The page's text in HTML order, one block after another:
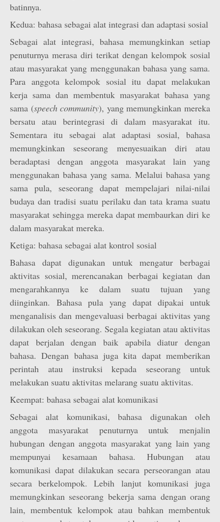
batinnya.
Kedua: bahasa sebagai alat integrasi dan adaptasi sosial
Sebagai alat integrasi, bahasa memungkinkan setiap
penuturnya merasa diri terikat dengan kelompok sosial
atau masyarakat yang menggunakan bahasa yang sama.
Para anggota kelompok sosial itu dapat melakukan
kerja sama dan membentuk masyarakat bahasa yang
sama (speech community), yang memungkinkan mereka
bersatu atau berintegrasi di dalam masyarakat itu.
Sementara itu sebagai alat adaptasi sosial, bahasa
memungkinkan seseorang menyesuaikan diri atau
beradaptasi dengan anggota masyarakat lain yang
menggunakan bahasa yang sama. Melalui bahasa yang
sama pula, seseorang dapat mempelajari nilai-nilai
budaya dan tradisi suatu perilaku dan tata krama suatu
masyarakat sehingga mereka dapat membaurkan diri ke
dalam masyarakat mereka.
Ketiga: bahasa sebagai alat kontrol sosial
Bahasa dapat digunakan untuk mengatur berbagai
aktivitas sosial, merencanakan berbagai kegiatan dan
mengarahkannya ke dalam suatu tujuan yang
diinginkan. Bahasa pula yang dapat dipakai untuk
menganalisis dan mengevaluasi berbagai aktivitas yang
dilakukan oleh seseorang. Segala kegiatan atau aktivitas
dapat berjalan dengan baik apabila diatur dengan
bahasa. Dengan bahasa juga kita dapat memberikan
perintah atau instruksi kepada seseorang untuk
melakukan suatu aktivitas melarang suatu aktivitas.
Keempat: bahasa sebagai alat komunikasi
Sebagai alat komunikasi, bahasa digunakan oleh
anggota masyarakat penuturnya untuk menjalin
hubungan dengan anggota masyarakat yang lain yang
mempunyai kesamaan bahasa. Hubungan atau
komunikasi dapat dilakukan secara perseorangan atau
secara berkelompok. Lebih lanjut komunikasi juga
memungkinkan seseorang bekerja sama dengan orang
lain, membentuk kelompok atau bahkan membentuk